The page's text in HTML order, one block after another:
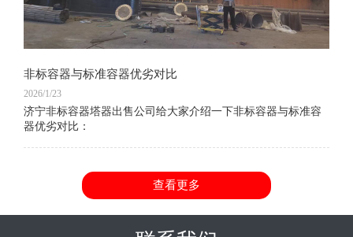
非标容器与标准容器优劣对比
2026/1/23
济宁非标容器塔器出售公司给大家介绍一下非标容器与标准容
器优劣对比：
查看更多